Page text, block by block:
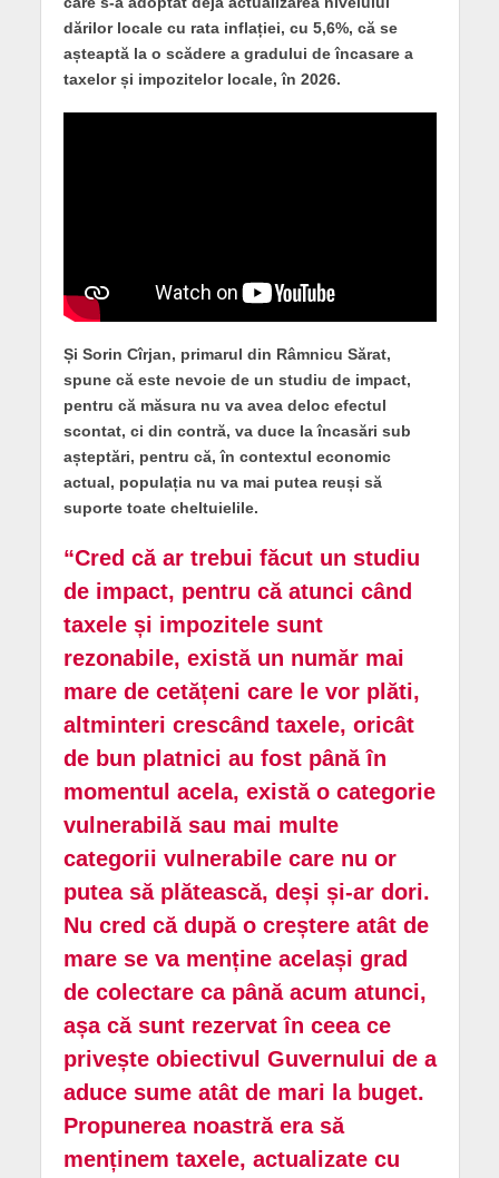
dărilor locale cu rata inflației, cu 5,6%, că se
așteaptă la o scădere a gradului de încasare a
taxelor și impozitelor locale, în 2026.
Și Sorin Cîrjan, primarul din Râmnicu Sărat,
spune că este nevoie de un studiu de impact,
pentru că măsura nu va avea deloc efectul
scontat, ci din contră, va duce la încasări sub
așteptări, pentru că, în contextul economic
actual, populația nu va mai putea reuși să
suporte toate cheltuielile.
“Cred că ar trebui făcut un studiu
de impact, pentru că atunci când
taxele și impozitele sunt
rezonabile, există un număr mai
mare de cetățeni care le vor plăti,
altminteri crescând taxele, oricât
de bun platnici au fost până în
momentul acela, există o categorie
vulnerabilă sau mai multe
categorii vulnerabile care nu or
putea să plătească, deși și-ar dori.
Nu cred că după o creștere atât de
mare se va menține același grad
de colectare ca până acum atunci,
așa că sunt rezervat în ceea ce
privește obiectivul Guvernului de a
aduce sume atât de mari la buget.
Propunerea noastră era să
menținem taxele, actualizate cu